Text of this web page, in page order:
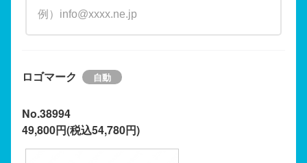
ロゴマーク
No.38994
49,800円(税込54,780円)